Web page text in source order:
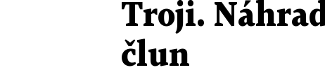
Troji.
člun